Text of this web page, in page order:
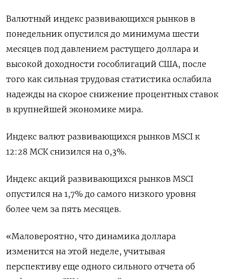
Валютный индекс развивающихся рынков в
понедельник опустился до минимума шести
месяцев под давлением растущего доллара и
высокой доходности гособлигаций США, после
того как сильная трудовая статистика ослабила
надежды на скорое снижение процентных ставок
в крупнейшей экономике мира.
Индекс валют развивающихся рынков MSCI к
12:28 МСК снизился на 0,3%.
Индекс акций развивающихся рынков MSCI
опустился на 1,7% до самого низкого уровня
более чем за пять месяцев.
«Маловероятно, что динамика доллара
изменится на этой неделе, учитывая
перспективу еще одного сильного отчета об